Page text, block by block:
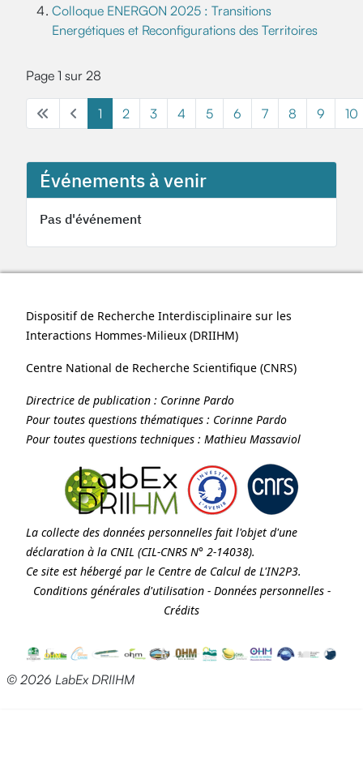
Événements à venir
Pas d'événement
Colloque ENERGON 2025 : Transitions
Energétiques et Reconfigurations des Territoires
Page 1 sur 28
1 2 3 4 5 6 7 8 9 10
Dispositif de Recherche Interdisciplinaire sur les
Interactions Hommes-Milieux (DRIIHM)
Centre National de Recherche Scientifique (CNRS)
Directrice de publication : Corinne Pardo
Pour toutes questions thématiques : Corinne Pardo
Pour toutes questions techniques : Mathieu Massaviol
La collecte des données personnelles fait l'objet d'une
déclaration à la CNIL (CIL-CNRS N° 2-14038).
Ce site est hébergé par le Centre de Calcul de L'IN2P3.
Conditions générales d'utilisation- Données personnelles-
Crédits
© 2026 LabEx DRIIHM